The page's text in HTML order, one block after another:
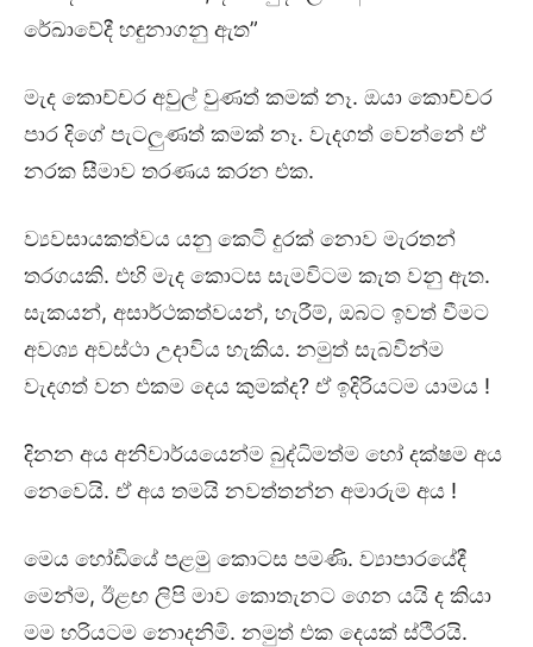
රේඛාවේදී හඳුනාගනු ඇත”
මැද කොච්චර අවුල් වුණත් කමක් නෑ. ඔයා කොච්චර
පාර දිගේ පැටලුණත් කමක් නෑ. වැදගත් වෙන්නේ ඒ
නරක සීමාව තරණය කරන එක.
ව්‍යවසායකත්වය යනු කෙටි දුරක් නොව මැරතන්
තරගයකි. එහි මැද කොටස සැමවිටම කැත වනු ඇත.
සැකයන්, අසාර්ථකත්වයන්, හැරීම්, ඔබට ඉවත් වීමට
අවශ්‍ය අවස්ථා උදාවිය හැකිය. නමුත් සැබවින්ම
වැදගත් වන එකම දෙය කුමක්ද? ඒ ඉදිරියටම යාමය !
දිනන අය අනිවාර්යයෙන්ම බුද්ධිමත්ම හෝ දක්ෂම අය
නෙවෙයි. ඒ අය තමයි නවත්තන්න අමාරුම අය !
මෙය හෝඩියේ පළමු කොටස පමණි. ව්‍යාපාරයේදී
මෙන්ම, ඊළඟ ලිපි මාව කොතැනට ගෙන යයි ද කියා
මම හරියටම නොදනිමි. නමුත් එක දෙයක් ස්ථිරයි.